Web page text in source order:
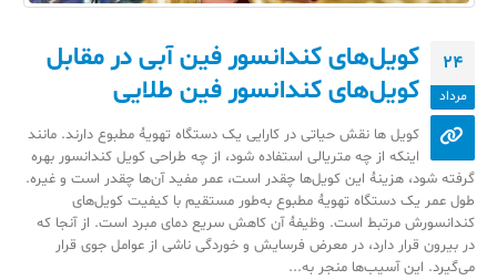
24
مرداد
کویل‌های کندانسور فین آبی در مقابل
کویل‌های کندانسور فین طلایی
کویل ها نقش حیاتی در کارایی یک دستگاه تهویهٔ مطبوع دارند. مانند
اینکه از چه متریالی استفاده شود، از چه طراحی کویل کندانسور بهره
گرفته شود، هزینهٔ این کویل‌ها چقدر است، عمر مفید آن‌ها چقدر است و غیره.
طول عمر یک دستگاه تهویهٔ مطبوع به‌طور مستقیم با کیفیت کویل‌های
کندانسورش مرتبط است. وظیفهٔ آن کاهش سریع دمای مبرد است. از آنجا که
در بیرون قرار دارد، در معرض فرسایش و خوردگی ناشی از عوامل جوی قرار
می‌گیرد. این آسیب‌ها منجر به...